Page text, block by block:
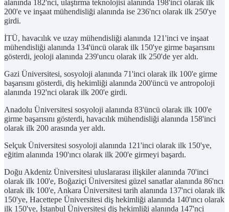
alanında 182'nci, ulaştırma teknolojisi alanında 198'inci olarak ilk
200'e ve inşaat mühendisliği alanında ise 236'ncı olarak ilk 250'ye
girdi.
İTÜ, havacılık ve uzay mühendisliği alanında 121'inci ve inşaat
mühendisliği alanında 134'üncü olarak ilk 150'ye girme başarısını
gösterdi, jeoloji alanında 239'uncu olarak ilk 250'de yer aldı.
Gazi Üniversitesi, sosyoloji alanında 71'inci olarak ilk 100'e girme
başarısını gösterdi, diş hekimliği alanında 200'üncü ve antropoloji
alanında 192'nci olarak ilk 200'e girdi.
Anadolu Üniversitesi sosyoloji alanında 83'üncü olarak ilk 100'e
girme başarısını gösterdi, havacılık mühendisliği alanında 158'inci
olarak ilk 200 arasında yer aldı.
Selçuk Üniversitesi sosyoloji alanında 121'inci olarak ilk 150'ye,
eğitim alanında 190'ıncı olarak ilk 200'e girmeyi başardı.
Doğu Akdeniz Üniversitesi uluslararası ilişkiler alanında 70'inci
olarak ilk 100'e, Boğaziçi Üniversitesi güzel sanatlar alanında 86'ncı
olarak ilk 100'e, Ankara Üniversitesi tarih alanında 137'nci olarak ilk
150'ye, Hacettepe Üniversitesi diş hekimliği alanında 140'ıncı olarak
ilk 150'ye, İstanbul Üniversitesi diş hekimliği alanında 147'nci